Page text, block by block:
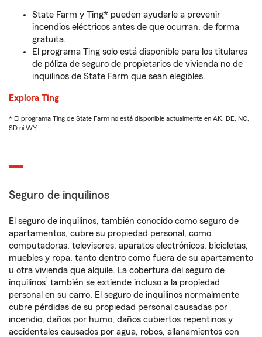
State Farm y Ting* pueden ayudarle a prevenir
incendios eléctricos antes de que ocurran, de forma
gratuita.
El programa Ting solo está disponible para los titulares
de póliza de seguro de propietarios de vivienda no de
inquilinos de State Farm que sean elegibles.
Explora Ting
* El programa Ting de State Farm no está disponible actualmente en AK, DE, NC,
SD ni WY
Seguro de inquilinos
El seguro de inquilinos, también conocido como seguro de
apartamentos, cubre su propiedad personal, como
computadoras, televisores, aparatos electrónicos, bicicletas,
muebles y ropa, tanto dentro como fuera de su apartamento
u otra vivienda que alquile. La cobertura del seguro de
inquilinos1 también se extiende incluso a la propiedad
personal en su carro. El seguro de inquilinos normalmente
cubre pérdidas de su propiedad personal causadas por
incendio, daños por humo, daños cubiertos repentinos y
accidentales causados por agua, robos, allanamientos con